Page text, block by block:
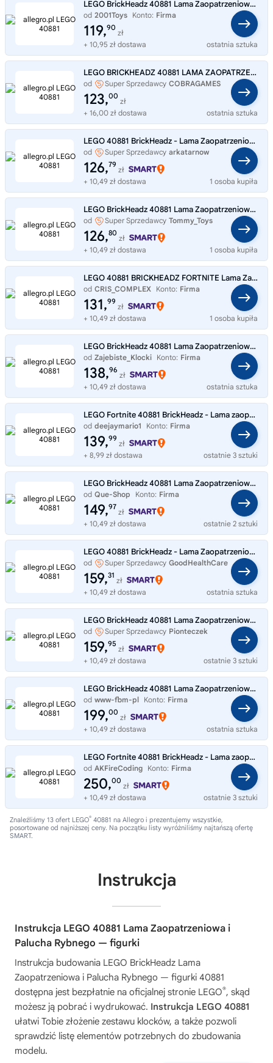
LEGO BrickHeadz 40881 Lama Zaopatrzeniowa i Paluch Rybny FORTNITE NOWE
od 2001Toys Konto: Firma
119,90
zł
+ 10,95 zł dostawa
ostatnia sztuka
LEGO BRICKHEADZ 40881 LAMA ZAOPATRZENIOWA I PALUCHA RYBNEGO 10+
od Super Sprzedawcy COBRAGAMES
123,00
zł
+ 16,00 zł dostawa
ostatnia sztuka
LEGO 40881 BrickHeadz - Lama Zaopatrzeniowa i Palucha Rybnego - figurki
od Super Sprzedawcy arkatarnow
126,79
zł
+ 10,49 zł dostawa
1 osoba kupiła
LEGO BrickHeadz 40881 Lama Zaopatrzeniowa i Palucha Rybnego - figurki
od Super Sprzedawcy Tommy_Toys
126,80
zł
+ 10,49 zł dostawa
1 osoba kupiła
LEGO 40881 BRICKHEADZ FORTNITE Lama Zaopatrzeniowa i Palucha Rybnego
od CRIS_COMPLEX Konto: Firma
131,99
zł
+ 10,49 zł dostawa
1 osoba kupiła
LEGO BrickHeadz 40881 Lama Zaopatrzeniowa i Palucha Rybnego - figurki
od Zajebiste_Klocki Konto: Firma
138,96
zł
+ 10,49 zł dostawa
ostatnia sztuka
LEGO Fortnite 40881 BrickHeadz - Lama zaopatrzeniowa i Paluch Rybny
od deejaymario1 Konto: Firma
139,99
zł
+ 8,99 zł dostawa
ostatnie 3 sztuki
LEGO BrickHeadz 40881 Lama Zaopatrzeniowa i Palucha Rybnego - figurki
od Que-Shop Konto: Firma
149,97
zł
+ 10,49 zł dostawa
ostatnie 2 sztuki
LEGO 40881 BrickHeadz - Lama Zaopatrzeniowa i Palucha Rybnego - figurki
od Super Sprzedawcy GoodHealthCare
159,31
zł
+ 10,49 zł dostawa
ostatnia sztuka
LEGO BrickHeadz 40881 Lama Zaopatrzeniowa i Palucha Rybnego
od Super Sprzedawcy Pionteczek
159,95
zł
+ 10,49 zł dostawa
ostatnie 3 sztuki
LEGO BrickHeadz 40881 Lama Zaopatrzeniowa i Palucha Rybnego z Fortnite
od www-fbm-pl Konto: Firma
199,00
zł
+ 10,49 zł dostawa
ostatnia sztuka
LEGO Fortnite 40881 BrickHeadz - Lama zaopatrzeniowa i Paluch Rybny
od AKFireCoding Konto: Firma
250,00
zł
+ 10,49 zł dostawa
ostatnie 3 sztuki
Znaleźliśmy 13 ofert LEGO® 40881 na Allegro i prezentujemy wszystkie,
posortowane od najniższej ceny. Na początku listy wyróżniliśmy najtańszą ofertę
SMART.
Instrukcja
Instrukcja LEGO 40881 Lama Zaopatrzeniowa i
Palucha Rybnego — figurki
Instrukcja budowania LEGO BrickHeadz Lama
Zaopatrzeniowa i Palucha Rybnego — figurki 40881
dostępna jest bezpłatnie na oficjalnej stronie LEGO®, skąd
możesz ją pobrać i wydrukować. Instrukcja LEGO 40881
ułatwi Tobie złożenie zestawu klocków, a także pozwoli
sprawdzić listę elementów potrzebnych do zbudowania
modelu.